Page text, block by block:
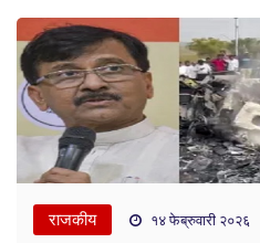
राजकीय १४ फेब्रुवारी २०२६